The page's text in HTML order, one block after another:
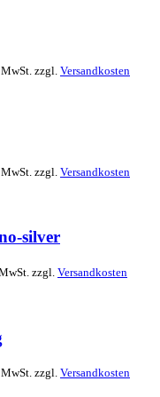
zzgl.Versandkosten
zzgl. Versandkosten
silver
zzgl. Versandkosten
zzgl.Versandkosten